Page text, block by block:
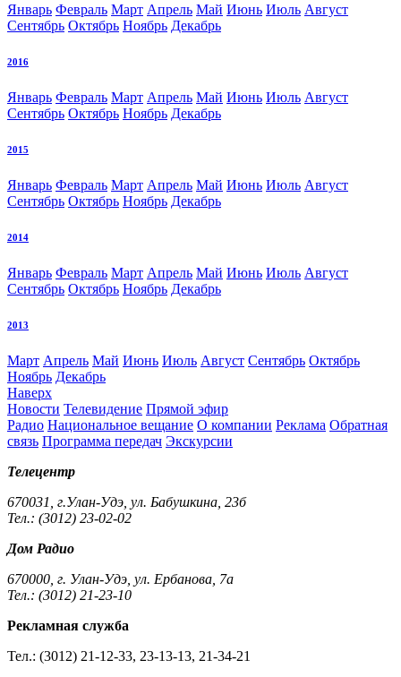
Январь Февраль Март Апрель Май Июнь Июль Август
Сентябрь Октябрь Ноябрь Декабрь
2016
Январь Февраль Март Апрель Май Июнь Июль Август
Сентябрь Октябрь Ноябрь Декабрь
2015
Январь Февраль Март Апрель Май Июнь Июль Август
Сентябрь Октябрь Ноябрь Декабрь
2014
Январь Февраль Март Апрель Май Июнь Июль Август
Сентябрь Октябрь Ноябрь Декабрь
2013
Март Апрель Май Июнь Июль Август Сентябрь Октябрь
Ноябрь Декабрь
Наверх
Новости Телевидение Прямой эфир
Радио Национальное вещание О компании Реклама Обратная
связь Программа передач Экскурсии
Телецентр
670031, г.Улан-Удэ, ул. Бабушкина, 23б
Тел.: (3012) 23-02-02
Дом Радио
670000, г. Улан-Удэ, ул. Ербанова, 7а
Тел.: (3012) 21-23-10
Рекламная служба
Тел.: (3012) 21-12-33, 23-13-13, 21-34-21